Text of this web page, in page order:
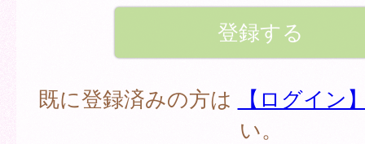
既に登録済みの方は
【ログイン
い。